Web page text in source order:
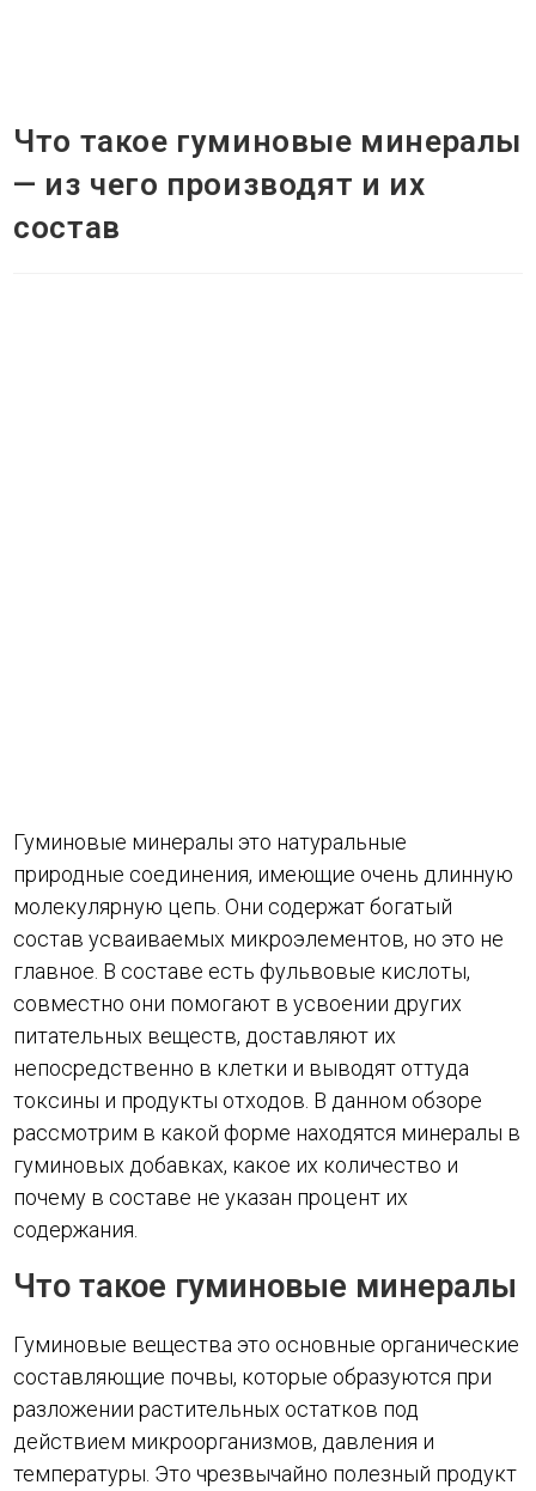
Что такое гуминовые минералы
— из чего производят и их
состав
Гуминовые минералы это натуральные
природные соединения, имеющие очень длинную
молекулярную цепь. Они содержат богатый
состав усваиваемых микроэлементов, но это не
главное. В составе есть фульвовые кислоты,
совместно они помогают в усвоении других
питательных веществ, доставляют их
непосредственно в клетки и выводят оттуда
токсины и продукты отходов. В данном обзоре
рассмотрим в какой форме находятся минералы в
гуминовых добавках, какое их количество и
почему в составе не указан процент их
содержания.
Что такое гуминовые минералы
Гуминовые вещества это основные органические
составляющие почвы, которые образуются при
разложении растительных остатков под
действием микроорганизмов, давления и
температуры. Это чрезвычайно полезный продукт